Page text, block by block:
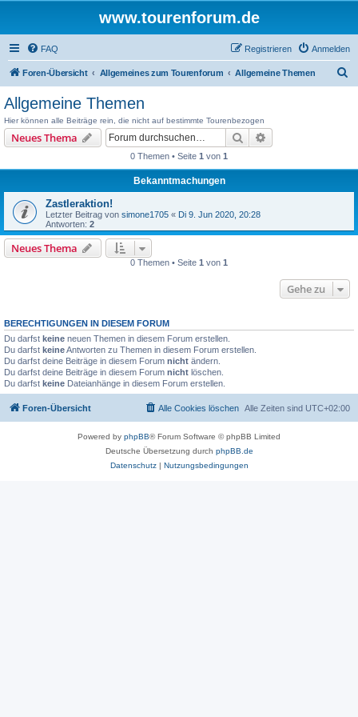
www.tourenforum.de
FAQ Anmelden
Registrieren
Foren-Übersicht Allgemeines zum Tourenforum Allgemeine Themen
Allgemeine Themen
Hier können alle Beiträge rein, die nicht auf bestimmte Tourenbezogen
Neues Thema Suche
0 Themen • Seite 1 von 1
Bekanntmachungen
Zastleraktion!
Letzter Beitrag von simone1705 « Di 9. Jun 2020, 20:28
Antworten: 2
Neues Thema
0 Themen • Seite 1 von 1
Gehe zu
BERECHTIGUNGEN IN DIESEM FORUM
Du darfst keine neuen Themen in diesem Forum erstellen.
Du darfst keineAntworten zu Themen in diesem Forum erstellen.
Du darfst deine Beiträge in diesem Forum nicht ändern.
Du darfst deine Beiträge in diesem Forum nicht löschen.
Du darfst keine Dateianhänge in diesem Forum erstellen.
Foren-Übersicht Alle Zeiten sind UTC+02:00
Alle Cookies löschen
Powered by phpBB® Forum Software © phpBB Limited
Deutsche Übersetzung durch phpBB.de
Datenschutz| Nutzungsbedingungen